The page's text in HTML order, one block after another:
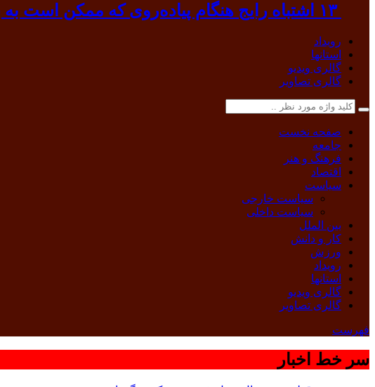
۱۳ اشتباه رایج هنگام پیاده‌روی که ممکن است به بدن آسیب بزند
رویداد
استانها
گالری ویدیو
گالری تصاویر
صفحه نخست
جامعه
فرهنگ و هنر
اقتصاد
سیاست
سیاست خارجی
سیاست داخلی
بین الملل
کار و دانش
ورزش
رویداد
استانها
گالری ویدیو
گالری تصاویر
فهرست
سر خط اخبار